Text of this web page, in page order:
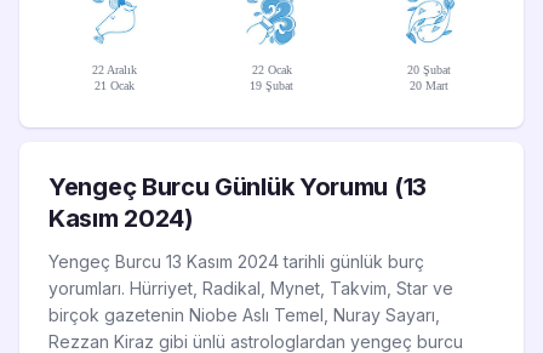
22 Aralık
21 Ocak
22 Ocak
19 Şubat
20 Şubat
20 Mart
Yengeç Burcu Günlük Yorumu (13
Kasım 2024)
Yengeç Burcu 13 Kasım 2024 tarihli günlük burç
yorumları. Hürriyet, Radikal, Mynet, Takvim, Star ve
birçok gazetenin Niobe Aslı Temel, Nuray Sayarı,
Rezzan Kiraz gibi ünlü astrologlardan yengeç burcu